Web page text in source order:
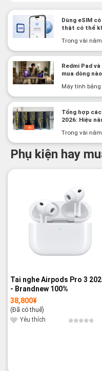
Dùng eSIM
thật có thể
Trong vài năm
Redmi Pad
mua dòng
Máy tính
Tổng hợp
2026: Hiệu
Trong vài năm
Phụ kiện hay
Tai nghe Airpods Pro 3
- Brandnew 100%
38,800¥
(Đã có thuế)
Yêu thích